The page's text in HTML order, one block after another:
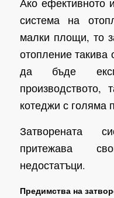
система на
малки площи, то
отопление
да бъде
котеджи с голяма
Затворената
притежава
недостатъци.
Предимства на